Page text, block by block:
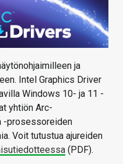
ja
Intel Graphics Driver
Windows 10- ja 11 -
yhtiön Arc-
-prosessoreiden
Voit tutustua ajureiden
(PDF).